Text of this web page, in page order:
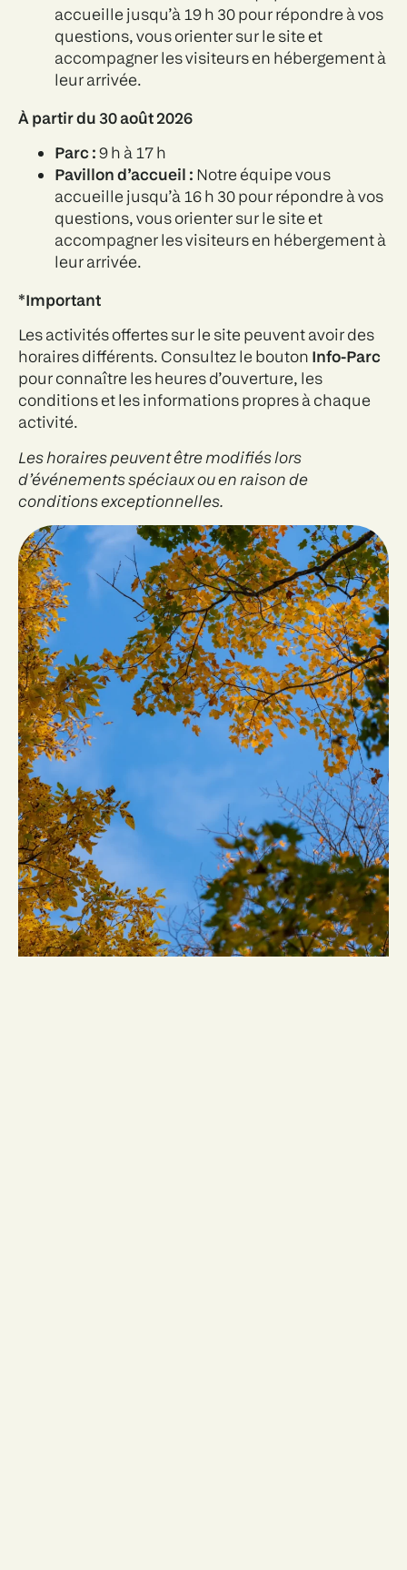
accueille jusqu’à 19 h 30 pour répondre à vos
questions, vous orienter sur le site et
accompagner les visiteurs en hébergement à
leur arrivée.
À partir du 30 août 2026
Parc :9 h à 17 h
Pavillon d’accueil : Notre équipe vous
accueille jusqu’à 16 h 30 pour répondre à vos
questions, vous orienter sur le site et
accompagner les visiteurs en hébergement à
leur arrivée.
*Important
Les activités offertes sur le site peuvent avoir des
horaires différents. Consultez le bouton Info-Parc
pour connaître les heures d’ouverture, les
conditions et les informations propres à chaque
activité.
Les horaires peuvent être modifiés lors
d’événements spéciaux ou en raison de
conditions exceptionnelles.